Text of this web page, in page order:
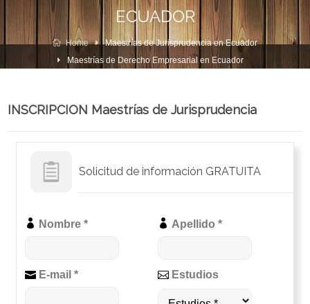
ECUADOR
Home
Maestrías de Jurisprudencia en Ecuador
Maestrías de Derecho Empresarial en Ecuador
INSCRIPCION Maestrías de Jurisprudencia
Solicitud de información GRATUITA
Nombre * Apellido *
E-mail * Estudios